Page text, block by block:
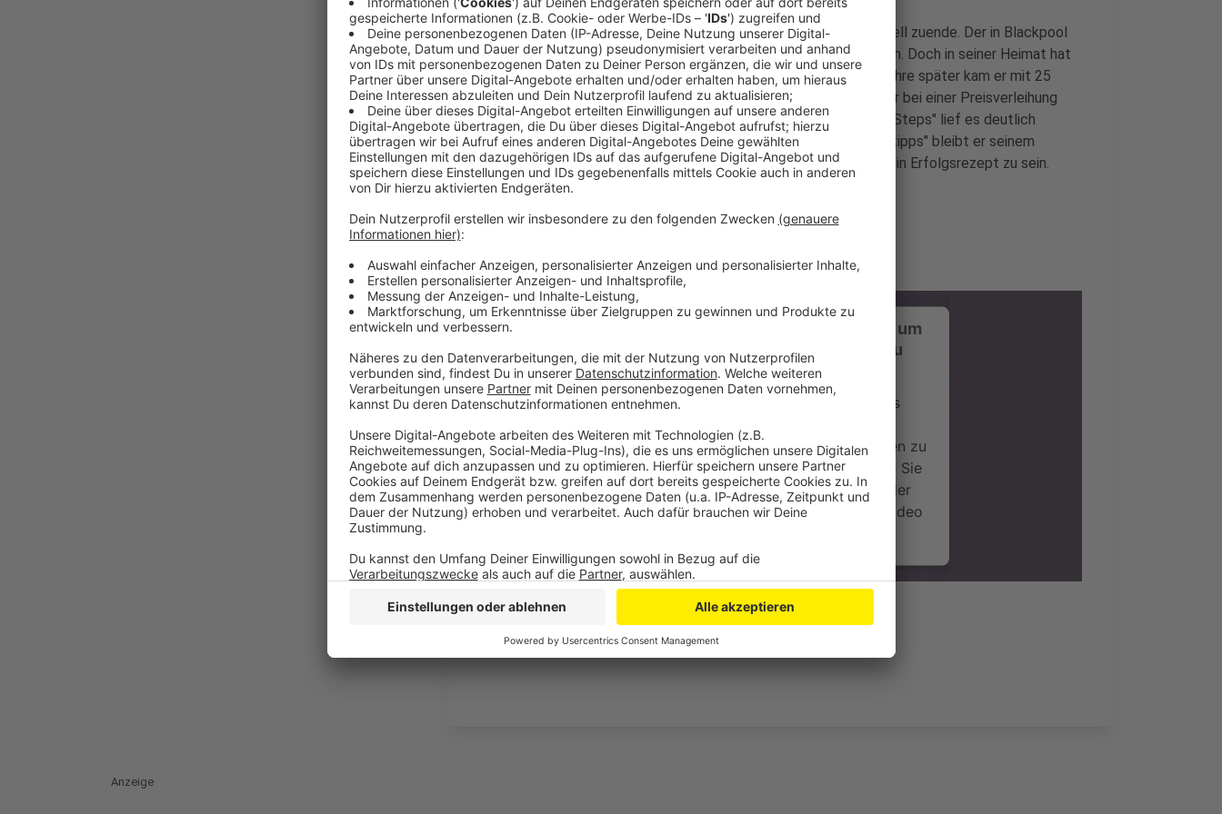
Bei der englischen Ausgabe von "The Voice" war es für Tom schnell zuende. Der in Blackpool
geborene Singer- und Songwriter konnte nicht wirklich überzeugen. Doch in seiner Heimat hat
er danach ein paar Achtungserfolge verbuchen können.Ein paar Jahre später kam er mit 25
Pfund in der Tasche nach München, um Songs zu schreiben, wie er bei einer Preisverleihung
erzählte. Diese Idee zahlte sich aus. Nach seiner Hitsingle "Small Steps" lief es deutlich
besser für Tom. Jetzt ist der nächste Song am Start. Mit "Fingertipps" bleibt er seinem
authentischen Stil, ohne viel Schnick-Schnak, treu. Das scheint sein Erfolgsrezept zu sein.
Wir benötigen Ihre Zustimmung, um
den YouTube Video-Service zu
laden!
Wir verwenden einen Service eines
einzubetten. Dieser Service kann Daten zu
Ihren Aktivitäten sammeln. Bitte lesen Sie
die Details durch und stimmen Sie der
Nutzung des Service zu, um dieses Video
Mehr Informationen
Akzeptieren
powered byUsercentrics Consent Management
Tom Gregory - Fingertips
Anzeige
Anzeige